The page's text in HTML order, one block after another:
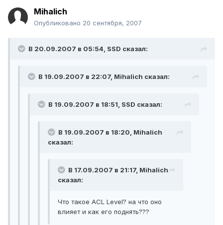
Mihalich
Опубликовано 20 сентября, 2007
В 20.09.2007 в 05:54, SSD сказал:
В 19.09.2007 в 22:07, Mihalich сказал:
В 19.09.2007 в 18:51, SSD сказал:
В 19.09.2007 в 18:20, Mihalich
сказал:
В 17.09.2007 в 21:17, Mihalich
сказал:
Что такое ACL Level? на что оно
влияет и как его поднять???